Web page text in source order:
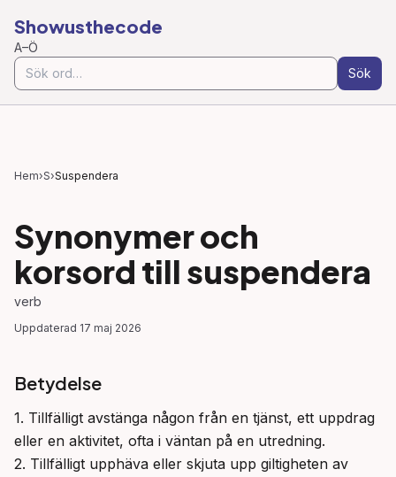
Showusthecode
A–Ö
Sök
Hem›S›Suspendera
Synonymer och
korsord till suspendera
verb
Uppdaterad 17 maj 2026
Betydelse
1. Tillfälligt avstänga någon från en tjänst, ett uppdrag
eller en aktivitet, ofta i väntan på en utredning.
2. Tillfälligt upphäva eller skjuta upp giltigheten av